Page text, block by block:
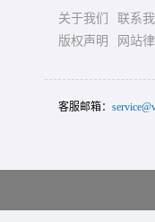
关于我们 联系我
版权声明
网站
客服邮箱：